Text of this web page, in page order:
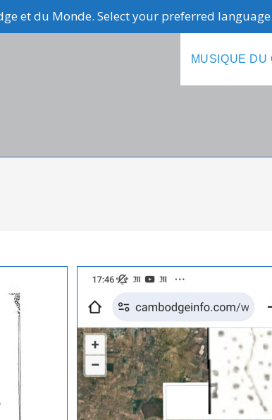
et du Monde. Select your preferred
MUSIQUE DU